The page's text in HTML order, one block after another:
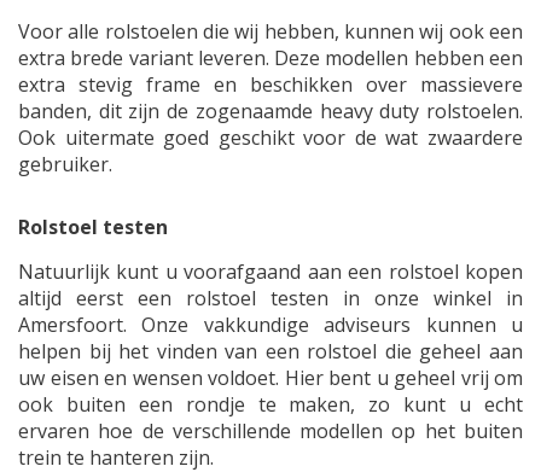
Voor alle rolstoelen die wij hebben, kunnen wij ook een
extra brede variant leveren. Deze modellen hebben een
extra stevig frame en beschikken over massievere
banden, dit zijn de zogenaamde heavy duty rolstoelen.
Ook uitermate goed geschikt voor de wat zwaardere
gebruiker.
Rolstoel testen
Natuurlijk kunt u voorafgaand aan een rolstoel kopen
altijd eerst een rolstoel testen in onze winkel in
Amersfoort. Onze vakkundige adviseurs kunnen u
helpen bij het vinden van een rolstoel die geheel aan
uw eisen en wensen voldoet. Hier bent u geheel vrij om
ook buiten een rondje te maken, zo kunt u echt
ervaren hoe de verschillende modellen op het buiten
trein te hanteren zijn.